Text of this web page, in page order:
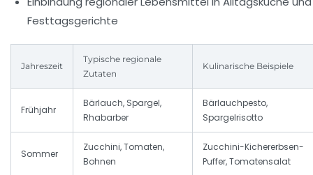
Festtagsgerichte
Jahreszeit
Typische regionale
Zutaten
Kulinarische Beispiele
Frühjahr
Bärlauch, Spargel,
Rhabarber
Bärlauchpesto,
Spargelrisotto
Sommer
Zucchini, Tomaten,
Bohnen
Zucchini-Kichererbsen-
Puffer, Tomatensalat